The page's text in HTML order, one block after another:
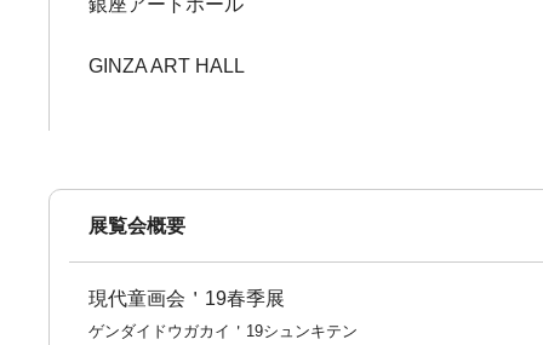
銀座アートホール
GINZA ART HALL
展覧会概要
現代童画会＇19春季展
ゲンダイドウガカイ＇19シュンキテン